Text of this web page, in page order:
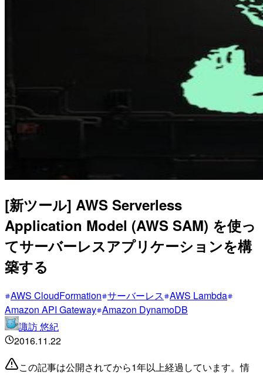
[新ツール] AWS Serverless
Application Model (AWS SAM) を使っ
てサーバーレスアプリケーションを構
築する
AWS CloudFormation サーバーレス AWS Lambda
Amazon API Gateway Amazon DynamoDB
諏訪 悠紀
2016.11.22
この記事は公開されてから1年以上経過しています。情